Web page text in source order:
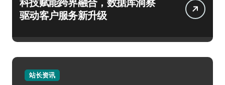
驱动客户服务新升级
站长资讯